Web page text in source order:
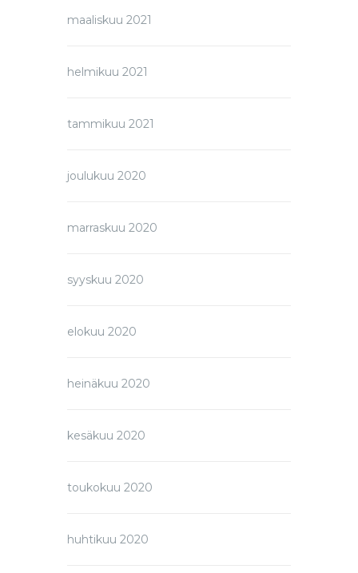
maaliskuu 2021
helmikuu 2021
tammikuu 2021
joulukuu 2020
marraskuu 2020
syyskuu 2020
elokuu 2020
heinäkuu 2020
kesäkuu 2020
toukokuu 2020
huhtikuu 2020